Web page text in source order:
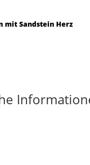
mit Sandstein Herz